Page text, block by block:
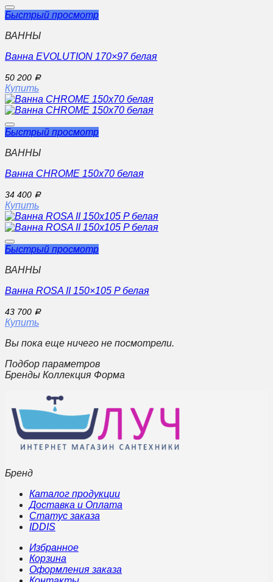
Быстрый просмотр
ВАННЫ
Ванна EVOLUTION 170×97 белая
50 200 Р
Купить
Быстрый просмотр
ВАННЫ
Ванна CHROME 150х70 белая
34 400 Р
Купить
Быстрый просмотр
ВАННЫ
Ванна ROSA II 150×105 P белая
43 700 Р
Купить
Вы пока еще ничего не посмотрели.
Подбор параметров
Бренды Коллекция Форма
Бренд
Каталог продукции
Доставка и Оплата
Статус заказа
IDDIS
Избранное
Корзина
Оформления заказа